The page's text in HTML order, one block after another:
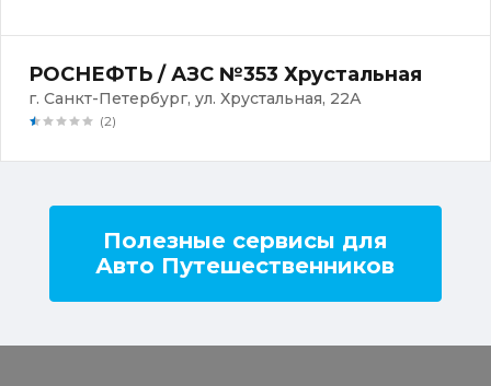
РОСНЕФТЬ / АЗС №353 Хрустальная
г. Санкт-Петербург, ул. Хрустальная, 22А
(2)
Полезные сервисы для
Авто Путешественников